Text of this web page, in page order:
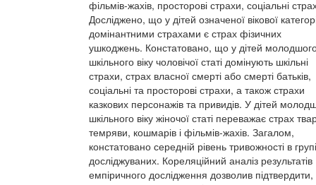
фільмів-жахів, просторові страхи, соціальні
Досліджено, що у дітей означеної вікової
домінантними страхами є страх фізичних
ушкоджень. Констатовано, що у дітей
шкільного віку чоловічої статі домінують шкільні
страхи, страх власної смерті або смерті батьків,
соціальні та просторові страхи, а також страхи
казкових персонажів та привидів. У дітей
шкільного віку жіночої статі переважає страх
темряви, кошмарів і фільмів-жахів. Загалом,
констатовано середній рівень тривожності в групі
досліджуваних. Кореляційний аналіз результатів
емпіричного дослідження дозволив